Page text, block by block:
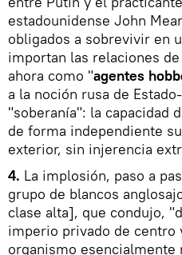
estadounidense John
obligados a sobrevivir en
importan las relaciones
ahora como "agentes
a la noción rusa de
"soberanía": la capacidad
de forma independiente
exterior, sin injerencia
4. La implosión, paso a
grupo de blancos
clase alta], que condujo,
imperio privado de centro
organismo